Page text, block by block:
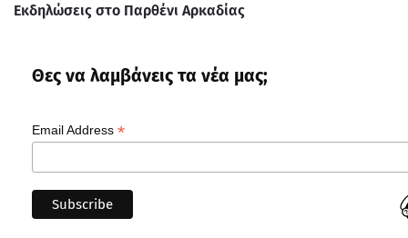
Εκδηλώσεις στο Παρθένι Αρκαδίας
Θες να λαμβάνεις τα νέα μας;
Email Address *